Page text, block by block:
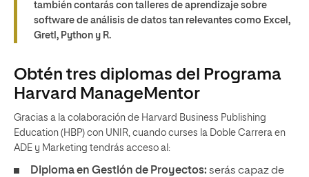
también contarás con talleres de aprendizaje sobre
software de análisis de datos tan relevantes como Excel,
Gretl, Python y R.
Obtén tres diplomas del Programa
Harvard ManageMentor
Gracias a la colaboración de Harvard Business Publishing
Education (HBP) con UNIR, cuando curses la Doble Carrera en
ADE y Marketing tendrás acceso al:
Diploma en Gestión de Proyectos: serás capaz de